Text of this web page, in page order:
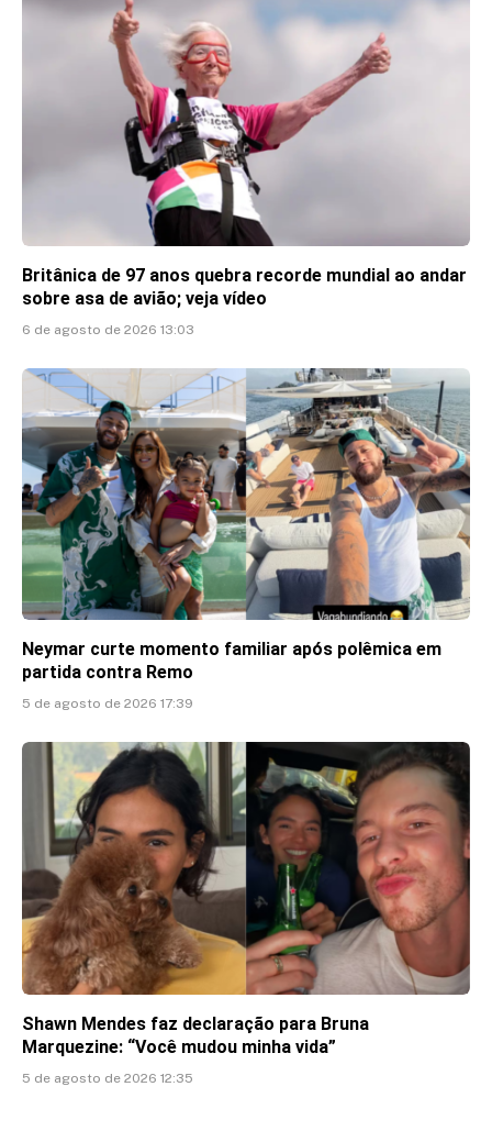
Britânica de 97 anos quebra recorde mundial ao andar
sobre asa de avião; veja vídeo
6 de agosto de 2026 13:03
Neymar curte momento familiar após polêmica em
partida contra Remo
5 de agosto de 2026 17:39
Shawn Mendes faz declaração para Bruna
Marquezine: “Você mudou minha vida”
5 de agosto de 2026 12:35